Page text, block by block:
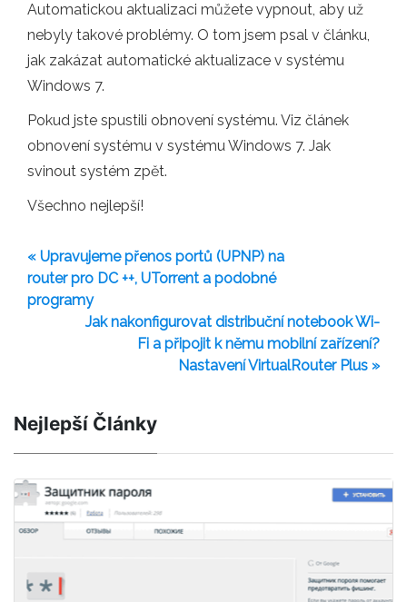
Automatickou aktualizaci můžete vypnout, aby už
nebyly takové problémy. O tom jsem psal v článku,
jak zakázat automatické aktualizace v systému
Windows 7.
Pokud jste spustili obnovení systému. Viz článek
obnovení systému v systému Windows 7. Jak
svinout systém zpět.
Všechno nejlepší!
« Upravujeme přenos portů (UPNP) na
router pro DC ++, UTorrent a podobné
programy
Jak nakonfigurovat distribuční notebook Wi-
Fi a připojit k němu mobilní zařízení?
Nastavení VirtualRouter Plus »
Nejlepší Články